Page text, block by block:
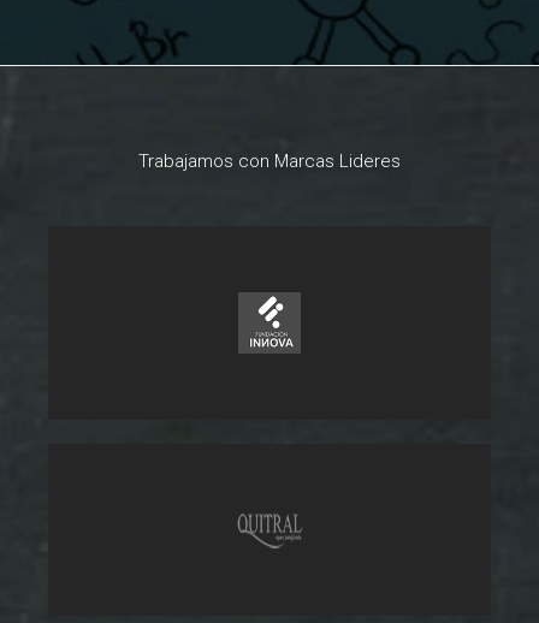
Trabajamos con Marcas Lideres